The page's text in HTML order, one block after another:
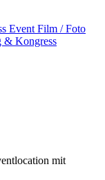
Event Film / Foto
& Kongress
mit